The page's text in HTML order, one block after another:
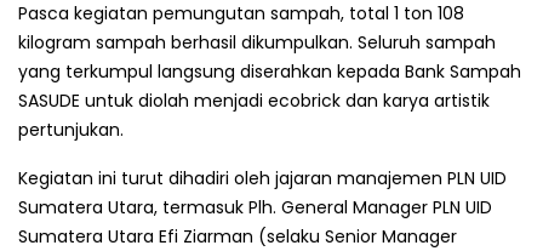
Pasca kegiatan pemungutan sampah, total 1 ton 108
kilogram sampah berhasil dikumpulkan. Seluruh sampah
yang terkumpul langsung diserahkan kepada Bank Sampah
SASUDE untuk diolah menjadi ecobrick dan karya artistik
pertunjukan.
Kegiatan ini turut dihadiri oleh jajaran manajemen PLN UID
Sumatera Utara, termasuk Plh. General Manager PLN UID
Sumatera Utara Efi Ziarman (selaku Senior Manager